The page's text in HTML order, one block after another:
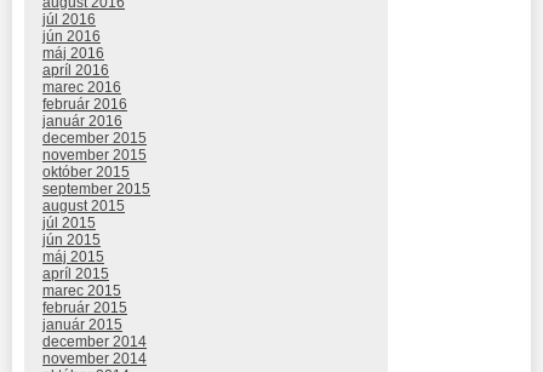
júl 2016
jún 2016
máj 2016
apríl 2016
marec 2016
február 2016
január 2016
december 2015
november 2015
október 2015
september 2015
august 2015
júl 2015
jún 2015
máj 2015
apríl 2015
marec 2015
február 2015
január 2015
december 2014
november 2014